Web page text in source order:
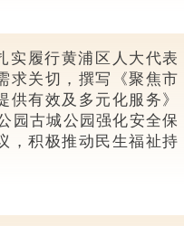
实履行黄浦区人大代表
求关切，撰写《聚焦市
有效及多元化服务》
园古城公园强化安全保
，积极推动民生福祉持